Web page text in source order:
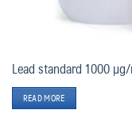
Lead standard 1000
READ MORE